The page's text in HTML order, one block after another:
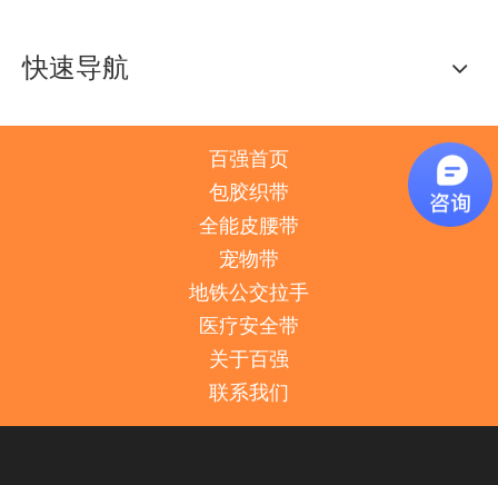
快速导航
百强首页
包胶织带
全能皮腰带
宠物带
地铁公交拉手
医疗安全带
关于百强
联系我们